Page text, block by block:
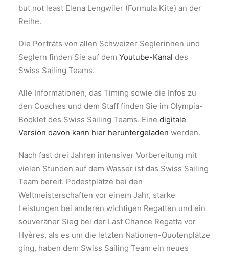
but not least Elena Lengwiler (Formula Kite) an der
Reihe.
Die Porträts von allen Schweizer Seglerinnen und
Seglern finden Sie auf dem Youtube-Kanal des
Swiss Sailing Teams.
Alle Informationen, das Timing sowie die Infos zu
den Coaches und dem Staff finden Sie im Olympia-
Booklet des Swiss Sailing Teams. Eine digitale
Version davon kann hier heruntergeladen werden.
Nach fast drei Jahren intensiver Vorbereitung mit
vielen Stunden auf dem Wasser ist das Swiss Sailing
Team bereit. Podestplätze bei den
Weltmeisterschaften vor einem Jahr, starke
Leistungen bei anderen wichtigen Regatten und ein
souveräner Sieg bei der Last Chance Regatta vor
Hyères, als es um die letzten Nationen-Quotenplätze
ging, haben dem Swiss Sailing Team ein neues